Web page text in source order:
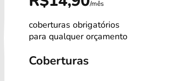
/mês
coberturas obrigatórios
para qualquer orçamento
Coberturas